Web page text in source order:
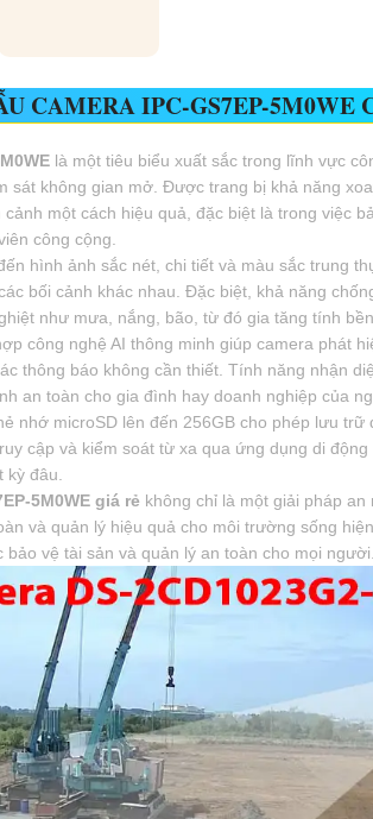
CAMERA IPC-GS7EP-5M0WE
là một tiêu biểu xuất sắc trong lĩnh vực
sát không gian mở. Được trang bị khả năng
một cách hiệu quả, đặc biệt là trong việc
công cộng.
hình ảnh sắc nét, chi tiết và màu sắc trung
bối cảnh khác nhau. Đặc biệt, khả năng
như mưa, nắng, bão, từ đó gia tăng tính
công nghệ AI thông minh giúp camera phát
thông báo không cần thiết. Tính năng nhận
an toàn cho gia đình hay doanh nghiệp của
nhớ microSD lên đến 256GB cho phép lưu trữ
cập và kiểm soát từ xa qua ứng dụng di
đâu.
5M0WE giá rẻ không chỉ là một giải pháp
và quản lý hiệu quả cho môi trường sống
vệ tài sản và quản lý an toàn cho mọi người.